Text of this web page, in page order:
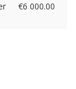
€6 000.00